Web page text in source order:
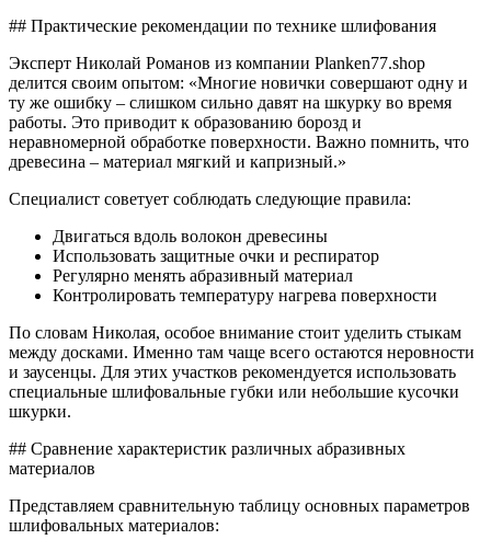
## Практические рекомендации по технике шлифования
Эксперт Николай Романов из компании Planken77.shop
делится своим опытом: «Многие новички совершают одну и
ту же ошибку – слишком сильно давят на шкурку во время
работы. Это приводит к образованию борозд и
неравномерной обработке поверхности. Важно помнить, что
древесина – материал мягкий и капризный.»
Специалист советует соблюдать следующие правила:
Двигаться вдоль волокон древесины
Использовать защитные очки и респиратор
Регулярно менять абразивный материал
Контролировать температуру нагрева поверхности
По словам Николая, особое внимание стоит уделить стыкам
между досками. Именно там чаще всего остаются неровности
и заусенцы. Для этих участков рекомендуется использовать
специальные шлифовальные губки или небольшие кусочки
шкурки.
## Сравнение характеристик различных абразивных
материалов
Представляем сравнительную таблицу основных параметров
шлифовальных материалов: